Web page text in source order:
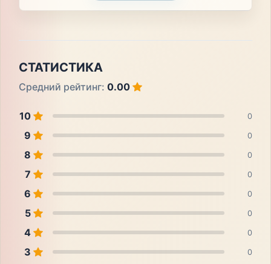
СТАТИСТИКА
Средний рейтинг: 0.00
10 0
9 0
8 0
7 0
6 0
5 0
4 0
3 0